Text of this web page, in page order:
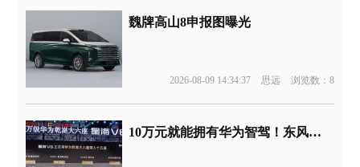
魏牌高山8申报图曝光
2026-08-09 14:34:37 思远 浏览数：8
10万元就能拥有华为智驾！东风新车官宣